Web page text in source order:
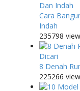
Cara
Indah
235798
8 Denah
225266